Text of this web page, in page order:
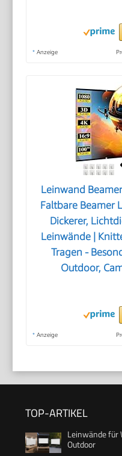
* Anzeige
Leinwand
Faltbare Beamer
Dickerer,
Leinwände |
Tragen -
Outdoor,
* Anzeige
TOP-ARTIKEL
Leinwände für
Outdoor